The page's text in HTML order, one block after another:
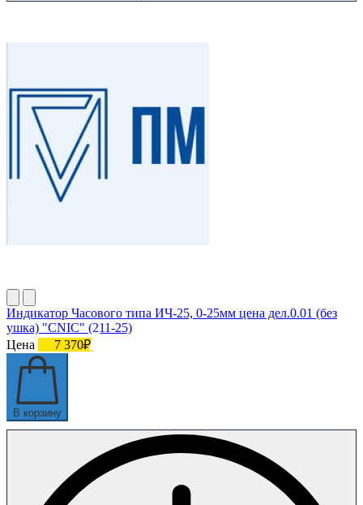
Индикатор Часового типа ИЧ-25, 0-25мм цена дел.0.01 (без
ушка) "CNIC" (211-25)
Цена
7 370₽
В корзину